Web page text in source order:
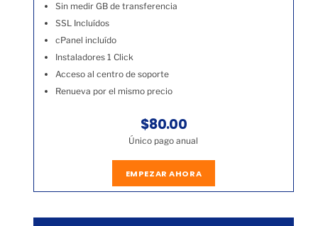
Sin medir GB de transferencia
SSL Incluídos
cPanel incluído
Instaladores 1 Click
Acceso al centro de soporte
Renueva por el mismo precio
$80.00
Único pago anual
EMPEZAR AHORA